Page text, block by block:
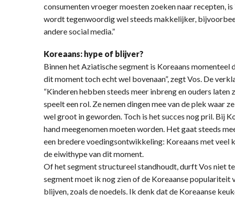
consumenten vroeger moesten zoeken naar recepten,
wordt tegenwoordig wel steeds makkelijker,
andere social media.”
Koreaans: hype of blijver?
Binnen het Aziatische segment is Koreaans momenteel
dit moment toch echt wel bovenaan”, zegt Vos. De
“Kinderen hebben steeds meer inbreng en ouders
speelt een rol. Ze nemen dingen mee van de plek waar
wel groot in geworden. Toch is het succes nog pril. Bij
hand meegenomen moeten worden. Het gaat steeds
een bredere voedingsontwikkeling: Koreaans met
de eiwithype van dit moment.
Of het segment structureel standhoudt, durft Vos niet
segment moet ik nog zien of de Koreaanse populariteit
blijven, zoals de noedels. Ik denk dat de Koreaanse